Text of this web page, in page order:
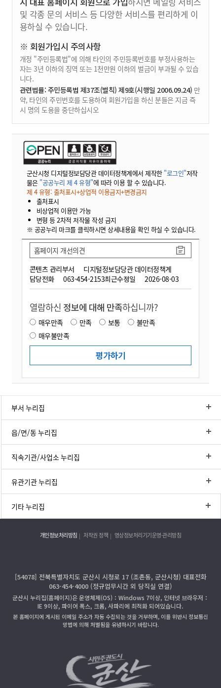
및 각종 문의 서비스 등 다양한 서비스를 편리하게 이
용하실 수 있습니다.
※ 회원가입시 주의사항
개정 "주민등록법"에 의해 타인의 주민등록번호를 부정사용하는
자는 3년 이하의 징역 또는 1천만원 이하의 벌금이 부과될 수 있습
니다.
관련법률: 주민등록법 제37조(벌칙) 제9호(시행일 2006.09.24) 만
약, 타인의 주민번호를 도용하여 회원가입을 하신 분들은 지금 즉
시 명의 도용을 중단하십시오
군산시청 디지털정보담당관 데이터정책계에서 제작한 "로그인"저작
물은 "공공누리 제 4 유형"에 따라 이용 할 수 있습니다.
제 4 유형: 출처표시+상업적 이용금지+변경금지
출처표시
비상업적 이용만 가능
변형 등 2차적 저작물 작성 금지
※ 공공누리 마크를 클릭하시면 상세내용을 확인 하실 수 있습니다.
콘텐츠 관리부서
디지털정보담당관 데이터정책계
담당전화
063-454-2153최근수정일 2026-08-03
홈페이지 개선의견
열람하신 정보에 대해 만족하십니까?
매우만족 만족 보통
불만족
매우불만족
부서 누리집
읍/면/동 누리집
직속기관/사업소 누리집
유관기관 누리집
기타 누리집
개인정보처리방침 저작권 정책 영상정보처리기기운영·관리방침
[54078] 전북특별자치도 군산시 시청로 17 (조촌동, 군산시청) 대표전화
063-454-4000 (정규업무시간 외 당직실 연결)
군산시 누리집(홈페이지)은 운영체제(OS)：Windows 7이상, 인터넷 브라우저：
IE 9이상, 파이어 폭스, 크롬, 사파리에 최적화 되어있습니다.
본 홈페이지에 게시된 이메일 주소가 자동 수집되는 것을 거부하며, 이를 위반시 정보통신
망법에 의해 처벌됨을 유념하시기 바랍니다.